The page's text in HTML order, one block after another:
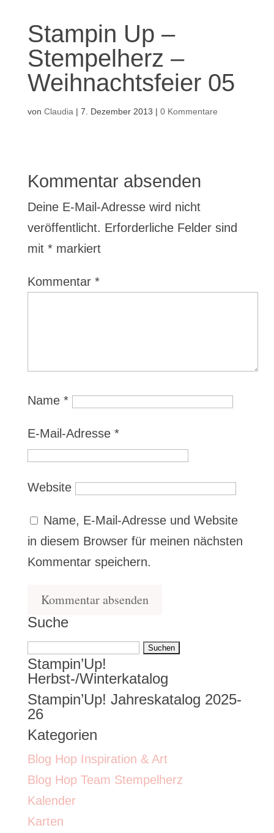
Stampin Up –
Stempelherz –
Weihnachtsfeier 05
von Claudia | 7. Dezember 2013 | 0 Kommentare
Kommentar absenden
Deine E-Mail-Adresse wird nicht
veröffentlicht. Erforderliche Felder sind
mit *markiert
Kommentar *
Name *
E-Mail-Adresse *
Website
Name, E-Mail-Adresse und Website
in diesem Browser für meinen nächsten
Kommentar speichern.
Suche
Suchen
nach:
Stampin’Up!
Herbst-/Winterkatalog
Stampin’Up! Jahreskatalog 2025-
26
Kategorien
Blog Hop Inspiration & Art
Blog Hop Team Stempelherz
Kalender
Karten